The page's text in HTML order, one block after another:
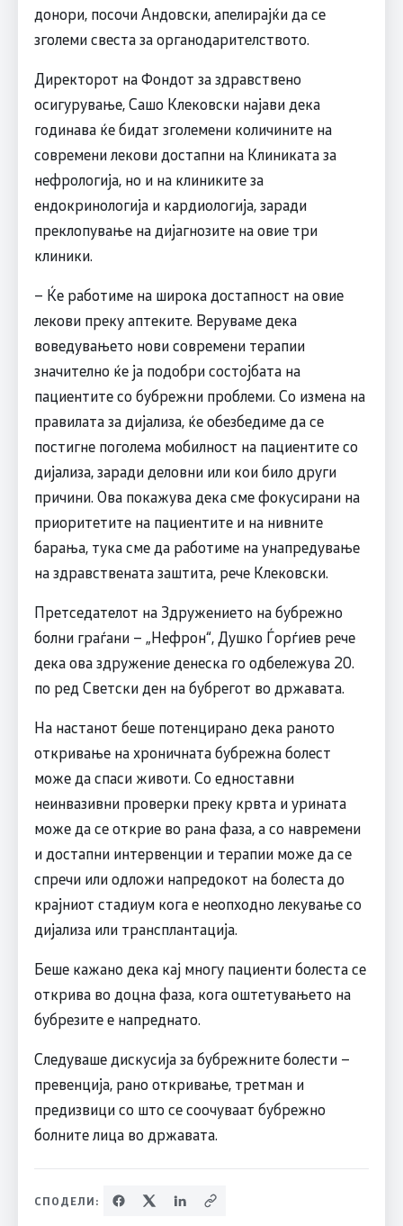
донори, посочи Андовски, апелирајќи да се
зголеми свеста за органодарителството.
Директорот на Фондот за здравствено
осигурување, Сашо Клековски најави дека
годинава ќе бидат зголемени количините на
современи лекови достапни на Клиниката за
нефрологија, но и на клиниките за
ендокринологија и кардиологија, заради
преклопување на дијагнозите на овие три
клиники.
– Ќе работиме на широка достапност на овие
лекови преку аптеките. Веруваме дека
воведувањето нови современи терапии
значително ќе ја подобри состојбата на
пациентите со бубрежни проблеми. Со измена на
правилата за дијализа, ќе обезбедиме да се
постигне поголема мобилност на пациентите со
дијализа, заради деловни или кои било други
причини. Ова покажува дека сме фокусирани на
приоритетите на пациентите и на нивните
барања, тука сме да работиме на унапредување
на здравствената заштита, рече Клековски.
Претседателот на Здружението на бубрежно
болни граѓани – „Нефрон“, Душко Ѓорѓиев рече
дека ова здружение денеска го одбележува 20.
по ред Светски ден на бубрегот во државата.
На настанот беше потенцирано дека раното
откривање на хроничната бубрежна болест
може да спаси животи. Со едноставни
неинвазивни проверки преку крвта и урината
може да се открие во рана фаза, а со навремени
и достапни интервенции и терапии може да се
спречи или одложи напредокот на болеста до
крајниот стадиум кога е неопходно лекување со
дијализа или трансплантација.
Беше кажано дека кај многу пациенти болеста се
открива во доцна фаза, кога оштетувањето на
бубрезите е напреднато.
Следуваше дискусија за бубрежните болести –
превенција, рано откривање, третман и
предизвици со што се соочуваат бубрежно
болните лица во државата.
СПОДЕЛИ: